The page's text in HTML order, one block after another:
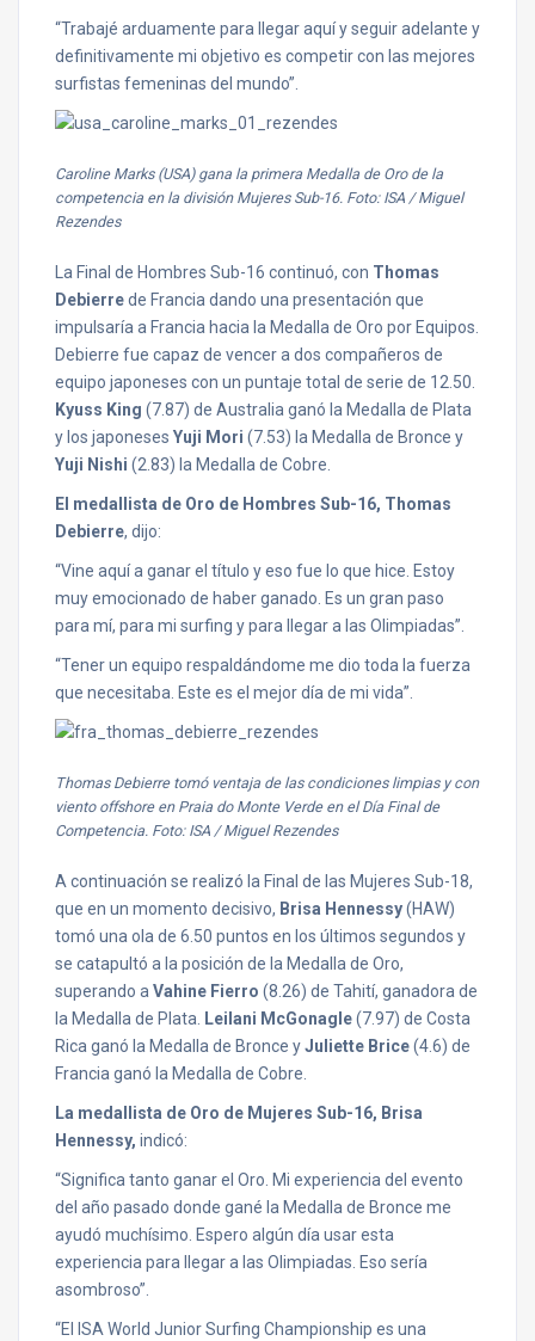
“Trabajé arduamente para llegar aquí y seguir adelante y
definitivamente mi objetivo es competir con las mejores
surfistas femeninas del mundo”.
Caroline Marks (USA) gana la primera Medalla de Oro de la
competencia en la división Mujeres Sub-16. Foto: ISA / Miguel
Rezendes
La Final de Hombres Sub-16 continuó, con Thomas
Debierrede Francia dando una presentación que
impulsaría a Francia hacia la Medalla de Oro por Equipos.
Debierre fue capaz de vencer a dos compañeros de
equipo japoneses con un puntaje total de serie de 12.50.
Kyuss King (7.87) de Australia ganó la Medalla de Plata
y los japoneses Yuji Mori (7.53) la Medalla de Bronce y
Yuji Nishi (2.83) la Medalla de Cobre.
El medallista de Oro de Hombres Sub-16, Thomas
Debierre, dijo:
“Vine aquí a ganar el título y eso fue lo que hice. Estoy
muy emocionado de haber ganado. Es un gran paso
para mí, para mi surfing y para llegar a las Olimpiadas”.
“Tener un equipo respaldándome me dio toda la fuerza
que necesitaba. Este es el mejor día de mi vida”.
Thomas Debierre tomó ventaja de las condiciones limpias y con
viento offshore en Praia do Monte Verde en el Día Final de
Competencia. Foto: ISA / Miguel Rezendes
A continuación se realizó la Final de las Mujeres Sub-18,
que en un momento decisivo, Brisa Hennessy(HAW)
tomó una ola de 6.50 puntos en los últimos segundos y
se catapultó a la posición de la Medalla de Oro,
superando a Vahine Fierro (8.26) de Tahití, ganadora de
la Medalla de Plata.
Leilani McGonagle(7.97) de Costa
Rica ganó la Medalla de Bronce yJuliette Brice(4.6) de
Francia ganó la Medalla de Cobre.
La medallista de Oro de Mujeres Sub-16, Brisa
Hennessy, indicó:
“Significa tanto ganar el Oro. Mi experiencia del evento
del año pasado donde gané la Medalla de Bronce me
ayudó muchísimo. Espero algún día usar esta
experiencia para llegar a las Olimpiadas. Eso sería
asombroso”.
“El ISA World Junior Surfing Championship es una